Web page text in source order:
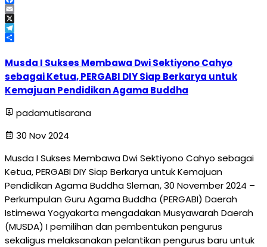
Facebook
Email
X
Telegram
Musda I Sukses Membawa Dwi Sektiyono Cahyo
sebagai Ketua, PERGABI DIY Siap Berkarya untuk
Kemajuan Pendidikan Agama Buddha
padamutisarana
30 Nov 2024
Musda I Sukses Membawa Dwi Sektiyono Cahyo sebagai
Ketua, PERGABI DIY Siap Berkarya untuk Kemajuan
Pendidikan Agama Buddha Sleman, 30 November 2024 –
Perkumpulan Guru Agama Buddha (PERGABI) Daerah
Istimewa Yogyakarta mengadakan Musyawarah Daerah
(MUSDA) I pemilihan dan pembentukan pengurus
sekaligus melaksanakan pelantikan pengurus baru untuk